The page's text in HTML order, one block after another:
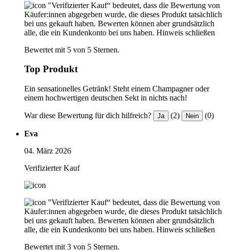
"Verifizierter Kauf“ bedeutet, dass die Bewertung von
Käufer:innen abgegeben wurde, die dieses Produkt tatsächlich
bei uns gekauft haben. Bewerten können aber grundsätzlich
alle, die ein Kundenkonto bei uns haben. Hinweis schließen
Bewertet mit 5 von 5 Sternen.
Top Produkt
Ein sensationelles Getränk! Steht einem Champagner oder
einem hochwertigen deutschen Sekt in nichts nach!
War diese Bewertung für dich hilfreich? Ja (2) Nein (0)
Eva
04. März 2026
Verifizierter Kauf
"Verifizierter Kauf“ bedeutet, dass die Bewertung von
Käufer:innen abgegeben wurde, die dieses Produkt tatsächlich
bei uns gekauft haben. Bewerten können aber grundsätzlich
alle, die ein Kundenkonto bei uns haben. Hinweis schließen
Bewertet mit 3 von 5 Sternen.